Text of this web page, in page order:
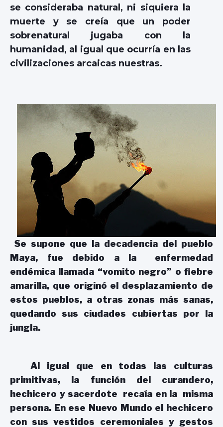
se consideraba natural, ni siquiera la
muerte y se creía que un poder
sobrenatural jugaba con la
humanidad, al igual que ocurría en las
civilizaciones arcaicas nuestras.
Se supone que la decadencia del pueblo
Maya, fue debido a la enfermedad
endémica llamada “vomito negro” o fiebre
amarilla, que originó el desplazamiento de
estos pueblos, a otras zonas más sanas,
quedando sus ciudades cubiertas por la
jungla.
Al igual que en todas las culturas
primitivas, la función del curandero,
hechicero y sacerdote recaía en la misma
persona. En ese Nuevo Mundo el hechicero
con sus vestidos ceremoniales y gestos